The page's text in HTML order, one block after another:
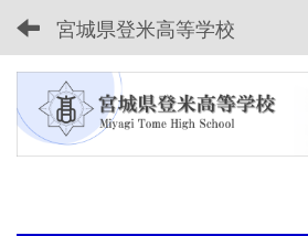
宮城県登米高等学校